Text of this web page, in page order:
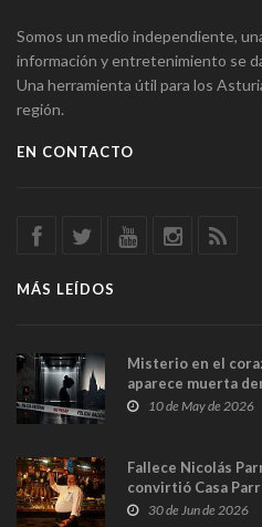
Somos un medio independiente,
información y entretenimiento se
Una herramienta útil para los
región.
EN CONTACTO
MÁS LEÍDOS
Misterio en el
aparece muerta
y las cámaras
10 de May de 2026
Fallece Nicolás
convirtió Casa
en Madrid
30 de Jun de 2026